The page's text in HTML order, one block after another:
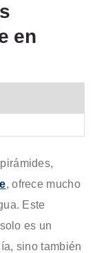
en
, ofrece mucho
Este
es un
sino también